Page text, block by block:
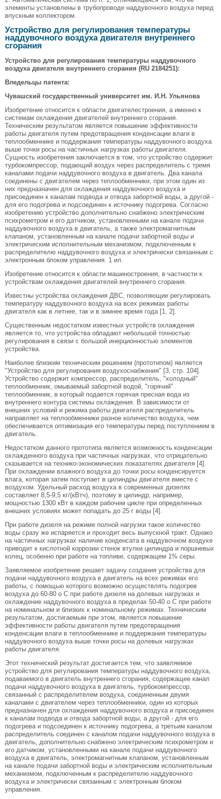
элементы установлены в трубопроводе наддувочного воздуха перед
впускным коллектором.
Устройство для регулирования температуры
наддувочного воздуха двигателя внутреннего
сгорания
Устройство для регулирования температуры наддувочного
воздуха двигателя внутреннего сгорания (RU 2184251):
Вледельцы патента:
Чувашский государственный университет им. И.Н. Ульянова
Изобретение относится к области двигателестроения, а именно к
системам охлаждения двигателей внутреннего сгорания.
Техническим результатом является повышение эффективности
работы двигателя путем предотвращения конденсации влаги в
теплообменнике и поддержания температуры наддувочного воздуха
выше точки росы на частичных нагрузках работы двигателя.
Сущность изобретения заключается в том, что устройство содержит
турбокомпрессор, подающий воздух через распределитель с тремя
каналами подачи наддувочного воздуха в двигатель. Два канала
соединены с двигателем через теплообменники, при этом один из
них предназначен для охлаждения наддувочного воздуха и
присоединен к каналам подвода и отвода забортной воды, а другой -
для его подогрева и подсоединен к источнику подогрева. Согласно
изобретению устройство дополнительно снабжено электрическим
психрометром и его датчиком, установленными на канале подачи
наддувочного воздуха в двигатель, а также электромагнитным
клапаном, установленным на канале подачи забортной воды и
электрическим исполнительным механизмом, подключенным к
распределителю наддувочного воздуха и электрически связанным с
электронным блоком управления. 1 ил.
Изобретение относится к области машиностроения, в частности к
устройствам охлаждения двигателей внутреннего сгорания.
Известны устройства охлаждения ДВС, позволяющие регулировать
температуру наддувочного воздуха на всех режимах работы
двигателя как в летнее, так и в зимнее время года [1, 2].
Существенным недостатком известных устройств охлаждения
является то, что устройства обладают небольшой точностью
регулирования в связи с большой инерционностью элементов
устройства.
Наиболее близким техническим решением (прототипом) является
"Устройство для регулирования воздухоснабжения" [3, стр. 104].
Устройство содержит компрессор, распределитель, "холодный"
теплообменник, омываемый забортной водой, "горячий"
теплообменник, в который подается горячая пресная вода из
внутреннего контура системы охлаждения. В зависимости от
внешних условий и режима работы двигателя распределитель
направляет на теплообменники разное количество воздуха, чем
обеспечивается оптимизация его температуры перед поступлением в
двигатель.
Недостатком данного прототипа является возможность конденсации
охлажденного воздуха при частичных нагрузках, что отрицательно
сказывается на технико-экономических показателях двигателя [4].
При охлаждении влажного воздуха до точки росы конденсируется
влага, которая затем поступает в цилиндры двигателя вместе с
воздухом. Удельный расход воздуха в современных дизелях
составляет 8,5-9,5 кг/(кВтч), поэтому в цилиндр, например,
мощностью 1300 кВт в каждом рабочем цикле при определенных
внешних условиях может попадать до 25 г воды [4].
При работе дизеля на режиме полной нагрузки такое количество
воды сразу же испаряется и проходит весь выпускной тракт. Однако
на частичных нагрузках наличие конденсата в наддувочном воздухе
приводит к кислотной коррозии стенок втулки цилиндра и поршневых
колец, особенно при работе на топливе, содержащем 1% серы.
Заявляемое изобретение решает задачу создания устройства для
подачи наддувочного воздуха в двигатель на всех режимах его
работы, с помощью которого возможно осуществлять подогрев
воздуха до 60-80 o С при работе дизеля на долевых нагрузках и
охлаждение наддувочного воздуха в пределах 50-40 o С при работе
на номинальном и близких к номинальному режимах. Техническим
результатом, достигаемым при этом, является повышение
эффективности работы двигателя путем предотвращения
конденсации влаги в теплообменнике и поддержания температуры
наддувочного воздуха выше точки росы на долевых нагрузках
работы двигателя.
Этот технический результат достигается тем, что заявляемое
устройство для регулирования температуры наддувочного воздуха,
подаваемого в двигатель внутреннего сгорания, содержащее канал
подачи наддувочного воздуха в двигатель, турбокомпрессор,
связанный с распределителем воздуха, соединенным двумя
каналами с двигателем через теплообменники, один из которых
предназначен для охлаждения наддувочного воздуха и присоединен
к каналам подвода и отвода забортной воды, а другой - для его
подогрева и подсоединен к источнику подогрева, а третьим каналом
распределитель соединен с каналом подачи наддувочного воздуха в
двигатель, дополнительно снабжено электрическим психрометром и
его датчиком, установленными на канале подачи наддувочного
воздуха в двигатель, электромагнитным клапаном, установленным
на канале подачи забортной воды и электрическим исполнительным
механизмом, подключенным к распределителю наддувочного
воздуха и электрически связанным с электронным блоком
управления.